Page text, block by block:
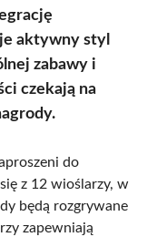
aktywny styl
zabawy i
czekają na
do
z 12 wioślarzy, w
będą rozgrywane
zapewniają